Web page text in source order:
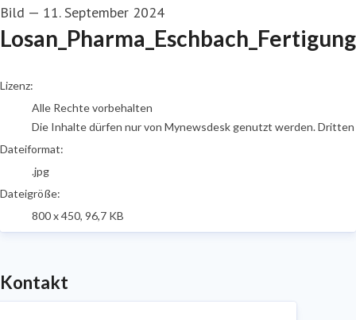
Bild — 11. September 2024
go to media item
Lizenz:
Alle Rechte vorbehalten
Die Inhalte dürfen nur von Mynewsdesk genutzt werden.
Dateiformat:
.jpg
Dateigröße:
800 x 450, 96,7 KB
Kontakt